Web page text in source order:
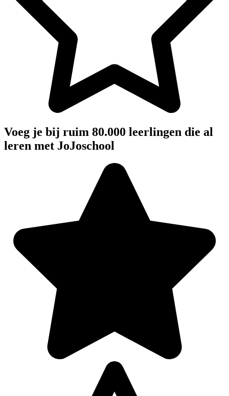
Voeg je bij ruim 80.000 leerlingen die al
leren met JoJoschool